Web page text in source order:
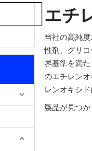
エチ
当社の高純
性剤、グリ
界基準を満
のエチレン
レンオキシ
製品が見つ